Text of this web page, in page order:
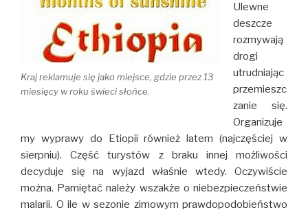
Kraj reklamuje się jako miejsce, gdzie przez 13
miesięcy w roku świeci słońce.
Ulewne
deszcze
rozmywają
drogi
utrudniając
przemieszc
zanie się.
Organizuje
my wyprawy do Etiopii również latem (najczęściej w
sierpniu). Część turystów z braku innej możliwości
decyduje się na wyjazd właśnie wtedy. Oczywiście
można. Pamiętać należy wszakże o niebezpieczeństwie
malarii. O ile w sezonie zimowym prawdopodobieństwo